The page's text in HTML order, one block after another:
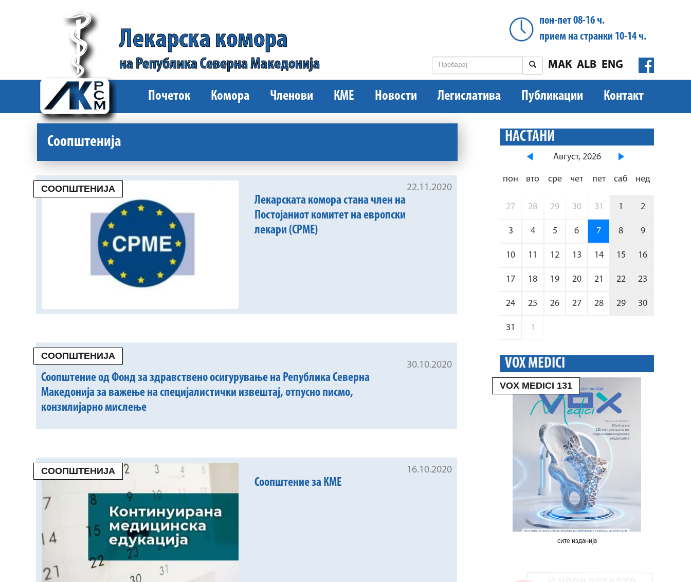
Лекарска комора
на Република Северна Македонија
пон-пет 08-16 ч.
прием на странки 10-14 ч.
ENG
ALB
МАК
Почеток Комора Членови КМЕ Новости Легислатива Публикации Контакт
Соопштенија
СООПШТЕНИЈА 22.11.2020
Лекарската комора стана член на
Постојаниот комитет на европски
лекари (CPME)
СООПШТЕНИЈА
30.10.2020
Соопштение од Фонд за здравствено осигурување на Република Северна
Македонија за важење на специјалистички извештај, отпусно писмо,
конзилијарно мислење
СООПШТЕНИЈА 16.10.2020
Соопштение за КМЕ
НАСТАНИ
Август, 2026
пон вто сре чет пет саб нед
27 28 29 30 31 1 2
3 4 5 6 7 8 9
10 11 12 13 14 15 16
17 18 19 20 21 22 23
24 25 26 27 28 29 30
31 1
VOX MEDICI
VOX MEDICI 131
сите изданија